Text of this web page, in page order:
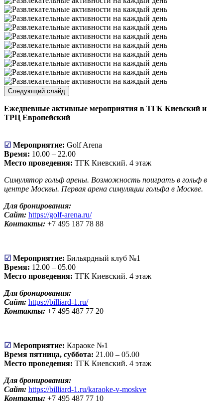
Следующий слайд
Ежедневные активные мероприятия в ТГК Киевский и
ТРЦ Европейский
☑ Мероприятие: Golf Arena
Время: 10.00 – 22.00
Место проведения: ТГК Киевский. 4 этаж
Симулятор гольф арены. Возможность поиграть в гольф в
центре Москвы. Первая арена симуляции гольфа в Москве.
Для бронирования:
Сайт: https://golf-arena.ru/
Контакты: +7 495 187 78 88
☑ Мероприятие: Бильярдный клуб №1
Время: 12.00 – 05.00
Место проведения: ТГК Киевский. 4 этаж
Для бронирования:
Сайт: https://billiard-1.ru/
Контакты: +7 495 487 77 20
☑ Мероприятие: Караоке №1
Время пятница, суббота: 21.00 – 05.00
Место проведения: ТГК Киевский. 4 этаж
Для бронирования:
Сайт: https://billiard-1.ru/karaoke-v-moskve
Контакты: +7 495 487 77 10